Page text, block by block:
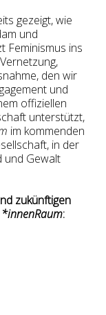
gezeigt, wie
und
Feminismus ins
den wir
und
offiziellen
unterstützt,
im kommenden
in der
und Gewalt
zukünftigen
*innenRaum: